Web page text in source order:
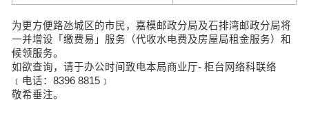
为更方便路氹城区的市民，嘉模邮政分局及石排湾邮政分局将
一并增设「缴费易」服务（代收水电费及房屋局租金服务）和
候领服务。
如欲查询，请于办公时间致电本局商业厅- 柜台网络科联络
﹝电话：8396 8815﹞
敬希垂注。